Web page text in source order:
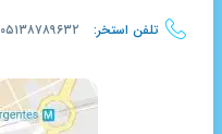
تلفن استخر: ۰۵۱۳۸۷۸۹۶۳۲